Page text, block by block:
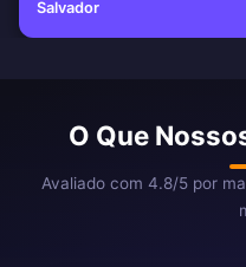
Salvador
O Que
Avaliado com 4.8/5 por